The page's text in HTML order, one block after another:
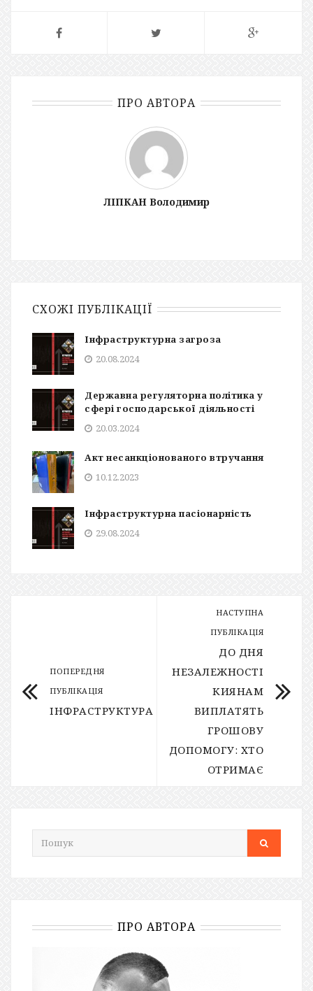
ПРО АВТОРА
ЛІПКАН Володимир
СХОЖІ ПУБЛІКАЦІЇ
Інфраструктурна загроза
20.08.2024
Державна регуляторна політика у
сфері господарської діяльності
20.03.2024
Акт несанкціонованого втручання
10.12.2023
Інфраструктурна пасіонарність
29.08.2024
ПОПЕРЕДНЯ
ПУБЛІКАЦІЯ
ІНФРАСТРУКТУРА
НАСТУПНА
ПУБЛІКАЦІЯ
ДО ДНЯ
НЕЗАЛЕЖНОСТІ
КИЯНАМ
ВИПЛАТЯТЬ
ГРОШОВУ
ДОПОМОГУ: ХТО
ОТРИМАЄ
ПРО АВТОРА